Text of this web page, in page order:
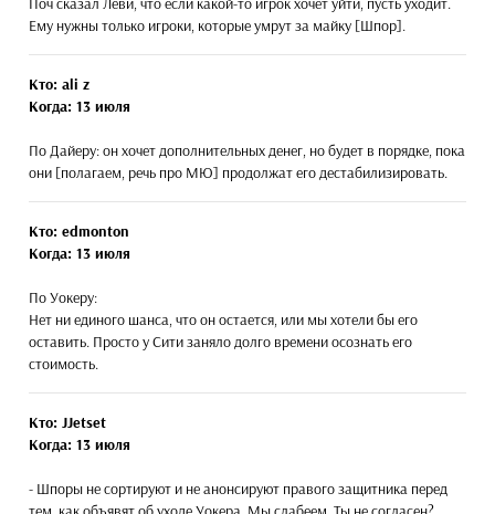
Ему нужны только игроки, которые умрут за майку [Шпор].
Кто: ali z
Когда: 13 июля
По Дайеру: он хочет дополнительных денег, но будет в порядке, пока
они [полагаем, речь про МЮ] продолжат его дестабилизировать.
Кто: edmonton
Когда: 13 июля
По Уокеру:
Нет ни единого шанса, что он остается, или мы хотели бы его
оставить. Просто у Сити заняло долго времени осознать его
стоимость.
Кто: JJetset
Когда: 13 июля
- Шпоры не сортируют и не анонсируют правого защитника перед